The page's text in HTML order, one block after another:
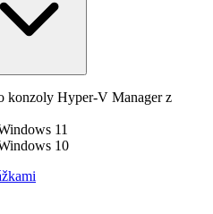
konzoly Hyper-V Manager z
11
10